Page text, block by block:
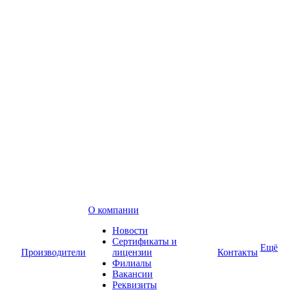
Производители
О компании
Новости
Сертификаты и
лицензии
Филиалы
Вакансии
Реквизиты
Контакты Ещё